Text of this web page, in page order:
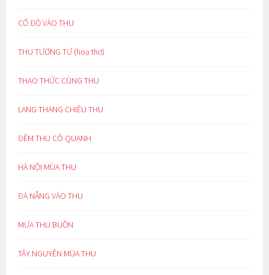
CỔ ĐỘ VÀO THU
THU TƯƠNG TƯ (hoạ thơ)
THAO THỨC CÙNG THU
LANG THANG CHIỀU THU
ĐÊM THU CÔ QUẠNH
HÀ NỘI MÙA THU
ĐÀ NẴNG VÀO THU
MƯA THU BUỒN
TÂY NGUYÊN MÙA THU